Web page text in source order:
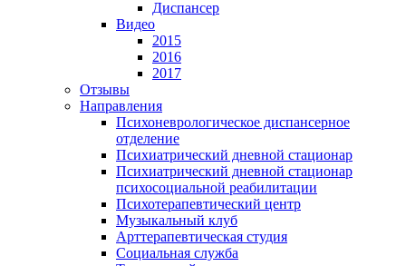
Диспансер
Видео
2015
2016
2017
Отзывы
Направления
Психоневрологическое диспансерное
отделение
Психиатрический дневной стационар
Психиатрический дневной стационар
психосоциальной реабилитации
Психотерапевтический центр
Музыкальный клуб
Арттерапевтическая студия
Социальная служба